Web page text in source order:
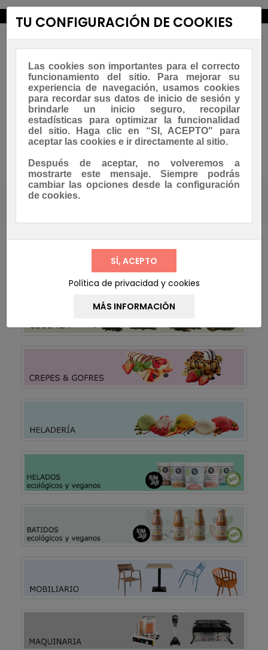
Navegación
de
palanca Asesoramiento Whatsapp
Tienda Productos
Productos
TU CONFIGURACIÓN DE COOKIES
Las cookies son importantes para el correcto
funcionamiento del sitio. Para mejorar su
experiencia de navegación, usamos cookies
para recordar sus datos de inicio de sesión y
brindarle un inicio seguro, recopilar
estadísticas para optimizar la funcionalidad
del sitio. Haga clic en “SI, ACEPTO" para
aceptar las cookies e ir directamente al sitio.
Después de aceptar, no volveremos a
mostrarte este mensaje. Siempre podrás
cambiar las opciones desde la configuración
de cookies.
Política de privacidad y cookies